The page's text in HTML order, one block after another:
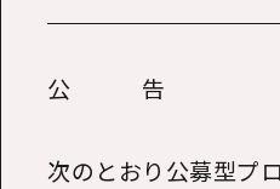
公 告
次のとおり公募型プ